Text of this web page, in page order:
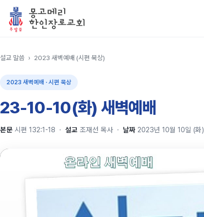
설교 말씀 › 2023 새벽예배 (시편 묵상)
2023 새벽예배 · 시편 묵상
23-10-10(화) 새벽예배
본문 시편 132:1-18 · 설교 조재선 목사 · 날짜 2023년 10월 10일 (화)